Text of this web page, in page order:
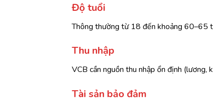
Độ tuổi
Thông thường từ 18 đến khoảng 60–65
Thu nhập
VCB cần nguồn thu nhập ổn định (lương,
Tài sản bảo đảm